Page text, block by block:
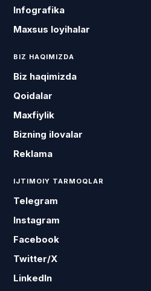
Infografika
Maxsus loyihalar
BIZ HAQIMIZDA
Biz haqimizda
Qoidalar
Maxfiylik
Bizning ilovalar
Reklama
IJTIMOIY TARMOQLAR
Telegram
Instagram
Facebook
Twitter/X
LinkedIn